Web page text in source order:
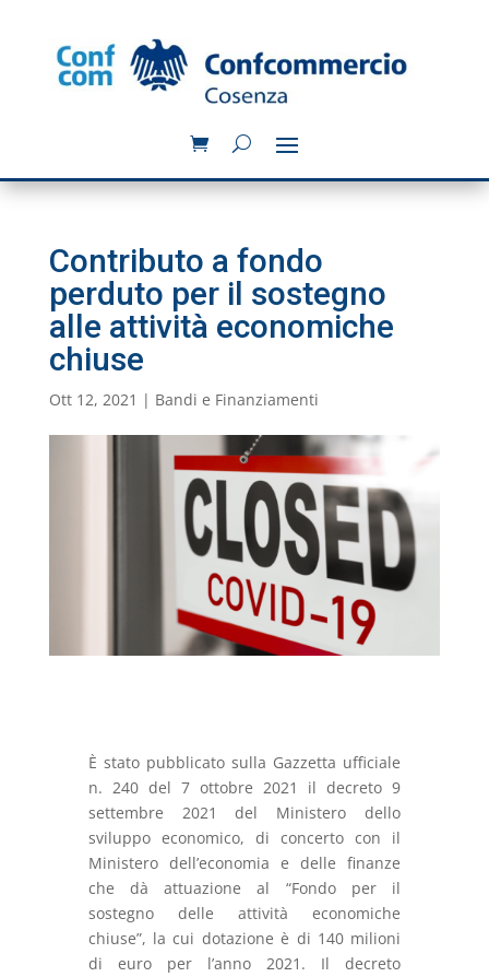
Contributo a fondo
perduto per il sostegno
alle attività economiche
chiuse
Ott 12, 2021 | Bandi e Finanziamenti
È stato pubblicato sulla Gazzetta ufficiale
n. 240 del 7 ottobre 2021 il decreto 9
settembre 2021 del Ministero dello
sviluppo economico, di concerto con il
Ministero dell’economia e delle finanze
che dà attuazione al “Fondo per il
sostegno delle attività economiche
chiuse”, la cui dotazione è di 140 milioni
di euro per l’anno 2021. Il decreto